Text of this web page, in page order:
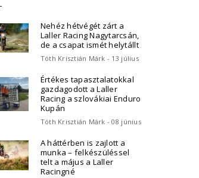
Nehéz hétvégét zárt a
Laller Racing Nagytarcsán,
de a csapat ismét helytállt
Tóth Krisztián Márk - 13 július
Értékes tapasztalatokkal
gazdagodott a Laller
Racing a szlovákiai Enduro
Kupán
Tóth Krisztián Márk - 08 június
A háttérben is zajlott a
munka – felkészüléssel
telt a május a Laller
Racingné